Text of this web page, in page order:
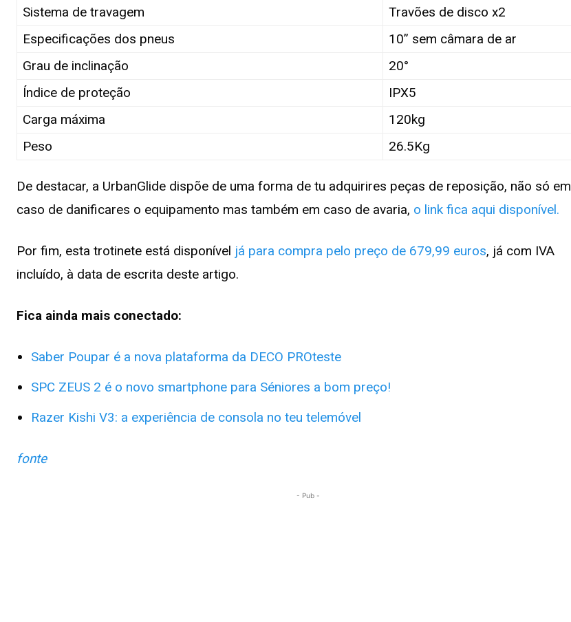
Sistema de travagem
Travões de disco x2
Especificações dos pneus
10” sem câmara de ar
Grau de inclinação
20°
Índice de proteção
IPX5
Carga máxima
120kg
Peso
26.5Kg
De destacar, a UrbanGlide dispõe de uma forma de tu adquirires peças de reposição, não só em
caso de danificares o equipamento mas também em caso de avaria, o link fica aqui disponível.
Por fim, esta trotinete está disponível já para compra pelo preço de 679,99 euros, já com IVA
incluído, à data de escrita deste artigo.
Fica ainda mais conectado:
Saber Poupar é a nova plataforma da DECO PROteste
SPC ZEUS 2 é o novo smartphone para Séniores a bom preço!
Razer Kishi V3: a experiência de consola no teu telemóvel
fonte
- Pub -